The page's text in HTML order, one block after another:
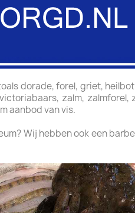
dorade, forel, griet,
zalm,
aanbod van vis.
Wij hebben ook een